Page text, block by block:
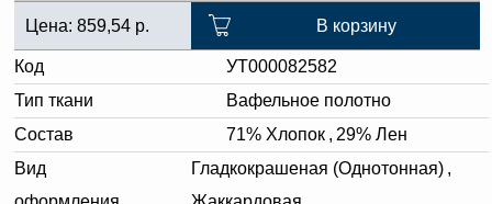
Цена: 859,54 р. В корзину
Код
УТ000082582
Тип ткани
Вафельное полотно
Состав
71% Хлопок , 29% Лен
Вид
Гладкокрашеная (Однотонная) ,